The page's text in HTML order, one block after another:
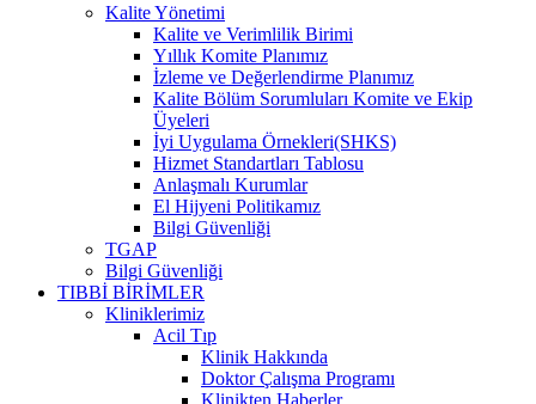
Kalite Yönetimi
Kalite ve Verimlilik Birimi
Yıllık Komite Planımız
İzleme ve Değerlendirme Planımız
Kalite Bölüm Sorumluları Komite ve Ekip
Üyeleri
İyi Uygulama Örnekleri(SHKS)
Hizmet Standartları Tablosu
Anlaşmalı Kurumlar
El Hijyeni Politikamız
Bilgi Güvenliği
TGAP
Bilgi Güvenliği
TIBBİ BİRİMLER
Kliniklerimiz
Acil Tıp
Klinik Hakkında
Doktor Çalışma Programı
Klinikten Haberler